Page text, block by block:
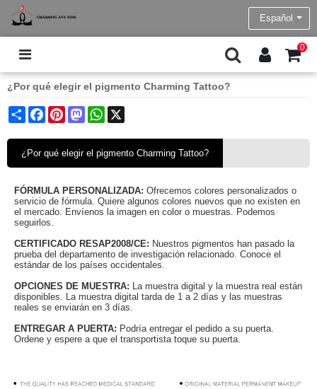
Español
0
¿Por qué elegir el pigmento Charming Tattoo?
Share FacebookPinterestMastodonWhatsApp
¿Por qué elegir el pigmento Charming Tattoo?
FÓRMULA PERSONALIZADA: Ofrecemos colores personalizados o
servicio de fórmula. Quiere algunos colores nuevos que no existen en
el mercado. Envíenos la imagen en color o muestras. Podemos
seguirlos.
CERTIFICADO RESAP2008/CE: Nuestros pigmentos han pasado la
prueba del departamento de investigación relacionado. Conoce el
estándar de los países occidentales.
OPCIONES DE MUESTRA: La muestra digital y la muestra real están
disponibles. La muestra digital tarda de 1 a 2 días y las muestras
reales se enviarán en 3 días.
ENTREGAR A PUERTA: Podría entregar el pedido a su puerta.
Ordene y espere a que el transportista toque su puerta.